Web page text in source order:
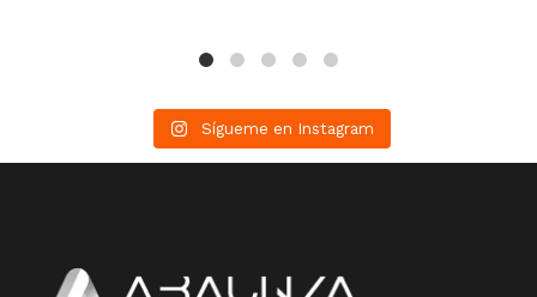
Sígueme en Instagram